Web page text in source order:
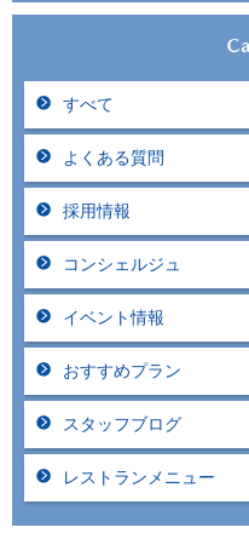
すべて
よくある質問
採用情報
コンシェルジュ
イベント情報
おすすめプラン
スタッフブログ
レストランメニュー